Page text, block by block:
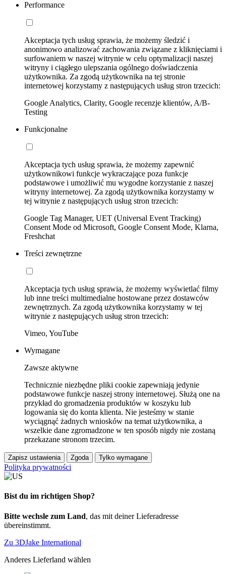
Performance
Akceptacja tych usług sprawia, że możemy śledzić i
anonimowo analizować zachowania związane z kliknięciami i
surfowaniem w naszej witrynie w celu optymalizacji naszej
witryny i ciągłego ulepszania ogólnego doświadczenia
użytkownika. Za zgodą użytkownika na tej stronie
internetowej korzystamy z następujących usług stron trzecich:
Google Analytics, Clarity, Google recenzje klientów, A/B-
Testing
Funkcjonalne
Akceptacja tych usług sprawia, że możemy zapewnić
użytkownikowi funkcje wykraczające poza funkcje
podstawowe i umożliwić mu wygodne korzystanie z naszej
witryny internetowej. Za zgodą użytkownika korzystamy w
tej witrynie z następujących usług stron trzecich:
Google Tag Manager, UET (Universal Event Tracking)
Consent Mode od Microsoft, Google Consent Mode, Klarna,
Freshchat
Treści zewnętrzne
Akceptacja tych usług sprawia, że możemy wyświetlać filmy
lub inne treści multimedialne hostowane przez dostawców
zewnętrznych. Za zgodą użytkownika korzystamy w tej
witrynie z następujących usług stron trzecich:
Vimeo, YouTube
Wymagane
Zawsze aktywne
Technicznie niezbędne pliki cookie zapewniają jedynie
podstawowe funkcje naszej strony internetowej. Służą one na
przykład do gromadzenia produktów w koszyku lub
logowania się do konta klienta. Nie jesteśmy w stanie
wyciągnąć żadnych wniosków na temat użytkownika, a
wszelkie dane zgromadzone w ten sposób nigdy nie zostaną
przekazane stronom trzecim.
Zapisz ustawienia Zgoda Tylko wymagane
Polityka prywatności
Bist du im richtigen Shop?
Bitte wechsle zum Land, das mit deiner Lieferadresse
übereinstimmt.
Zu 3DJake International
Anderes Lieferland wählen